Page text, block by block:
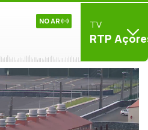
NO AR TV
RTP